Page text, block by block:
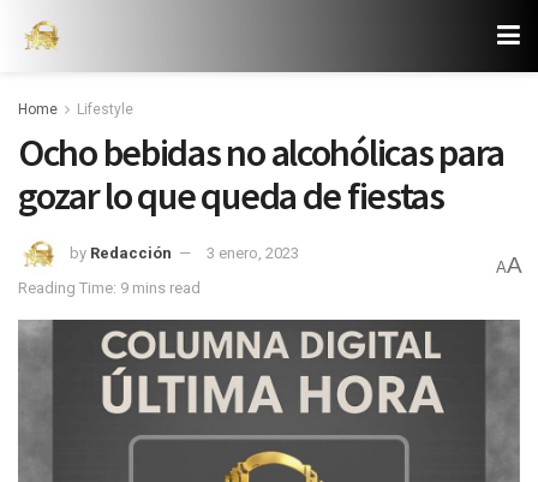
Home Lifestyle
Ocho bebidas no alcohólicas para
gozar lo que queda de fiestas
by Redacción
3 enero, 2023
Reading Time: 9 mins read
AA